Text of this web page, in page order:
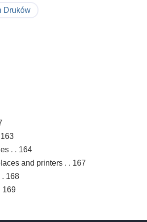
Druków
. . 164
and printers . . 167
. 168
169